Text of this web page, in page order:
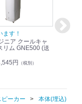
ます！
ニア クールキャ
リム GNE500 (送
円 （税別）
即納可
ピーカー
本体(埋込)